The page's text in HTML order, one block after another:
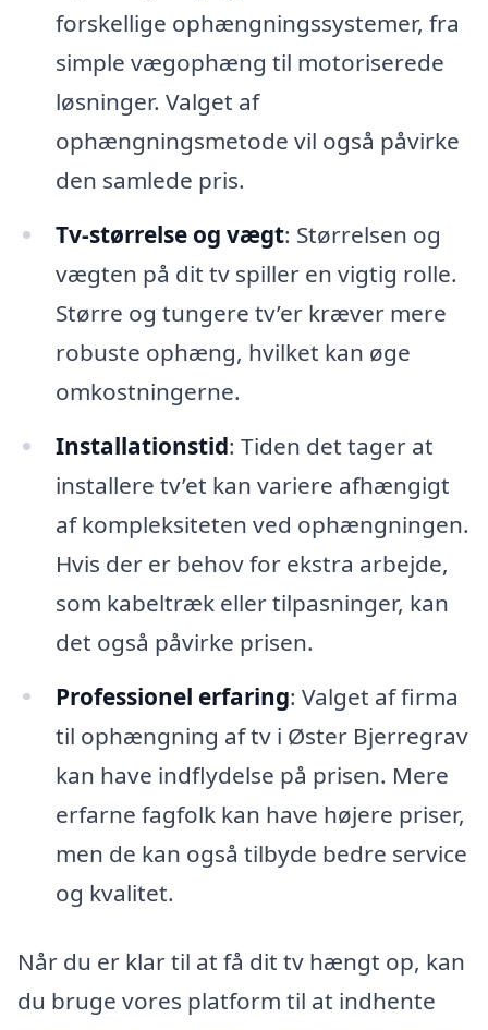
forskellige ophængningssystemer, fra
simple vægophæng til motoriserede
løsninger. Valget af
ophængningsmetode vil også påvirke
den samlede pris.
Tv-størrelse og vægt: Størrelsen og
vægten på dit tv spiller en vigtig rolle.
Større og tungere tv’er kræver mere
robuste ophæng, hvilket kan øge
omkostningerne.
Installationstid: Tiden det tager at
installere tv’et kan variere afhængigt
af kompleksiteten ved ophængningen.
Hvis der er behov for ekstra arbejde,
som kabeltræk eller tilpasninger, kan
det også påvirke prisen.
Professionel erfaring: Valget af firma
til ophængning af tv i Øster Bjerregrav
kan have indflydelse på prisen. Mere
erfarne fagfolk kan have højere priser,
men de kan også tilbyde bedre service
og kvalitet.
Når du er klar til at få dit tv hængt op, kan
du bruge vores platform til at indhente